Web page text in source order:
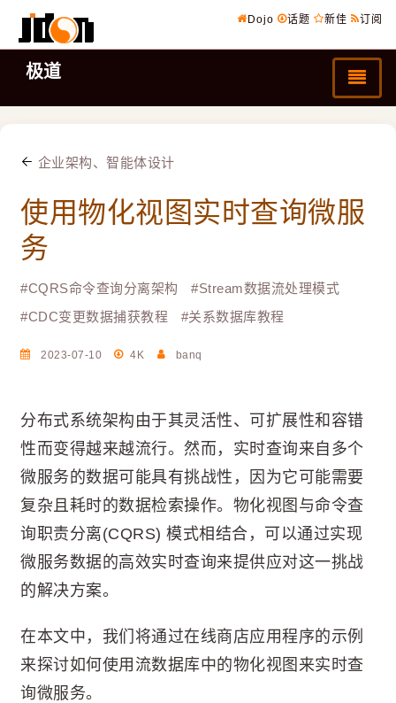
Dojo 话题 新佳 订阅
极道
企业架构、智能体设计
使用物化视图实时查询微服
务
#CQRS命令查询分离架构 #Stream数据流处理模式
#CDC变更数据捕获教程 #关系数据库教程
2023-07-10 4K banq
分布式系统架构由于其灵活性、可扩展性和容错
性而变得越来越流行。然而，实时查询来自多个
微服务的数据可能具有挑战性，因为它可能需要
复杂且耗时的数据检索操作。物化视图与命令查
询职责分离(CQRS) 模式相结合，可以通过实现
微服务数据的高效实时查询来提供应对这一挑战
的解决方案。
在本文中，我们将通过在线商店应用程序的示例
来探讨如何使用流数据库中的物化视图来实时查
询微服务。